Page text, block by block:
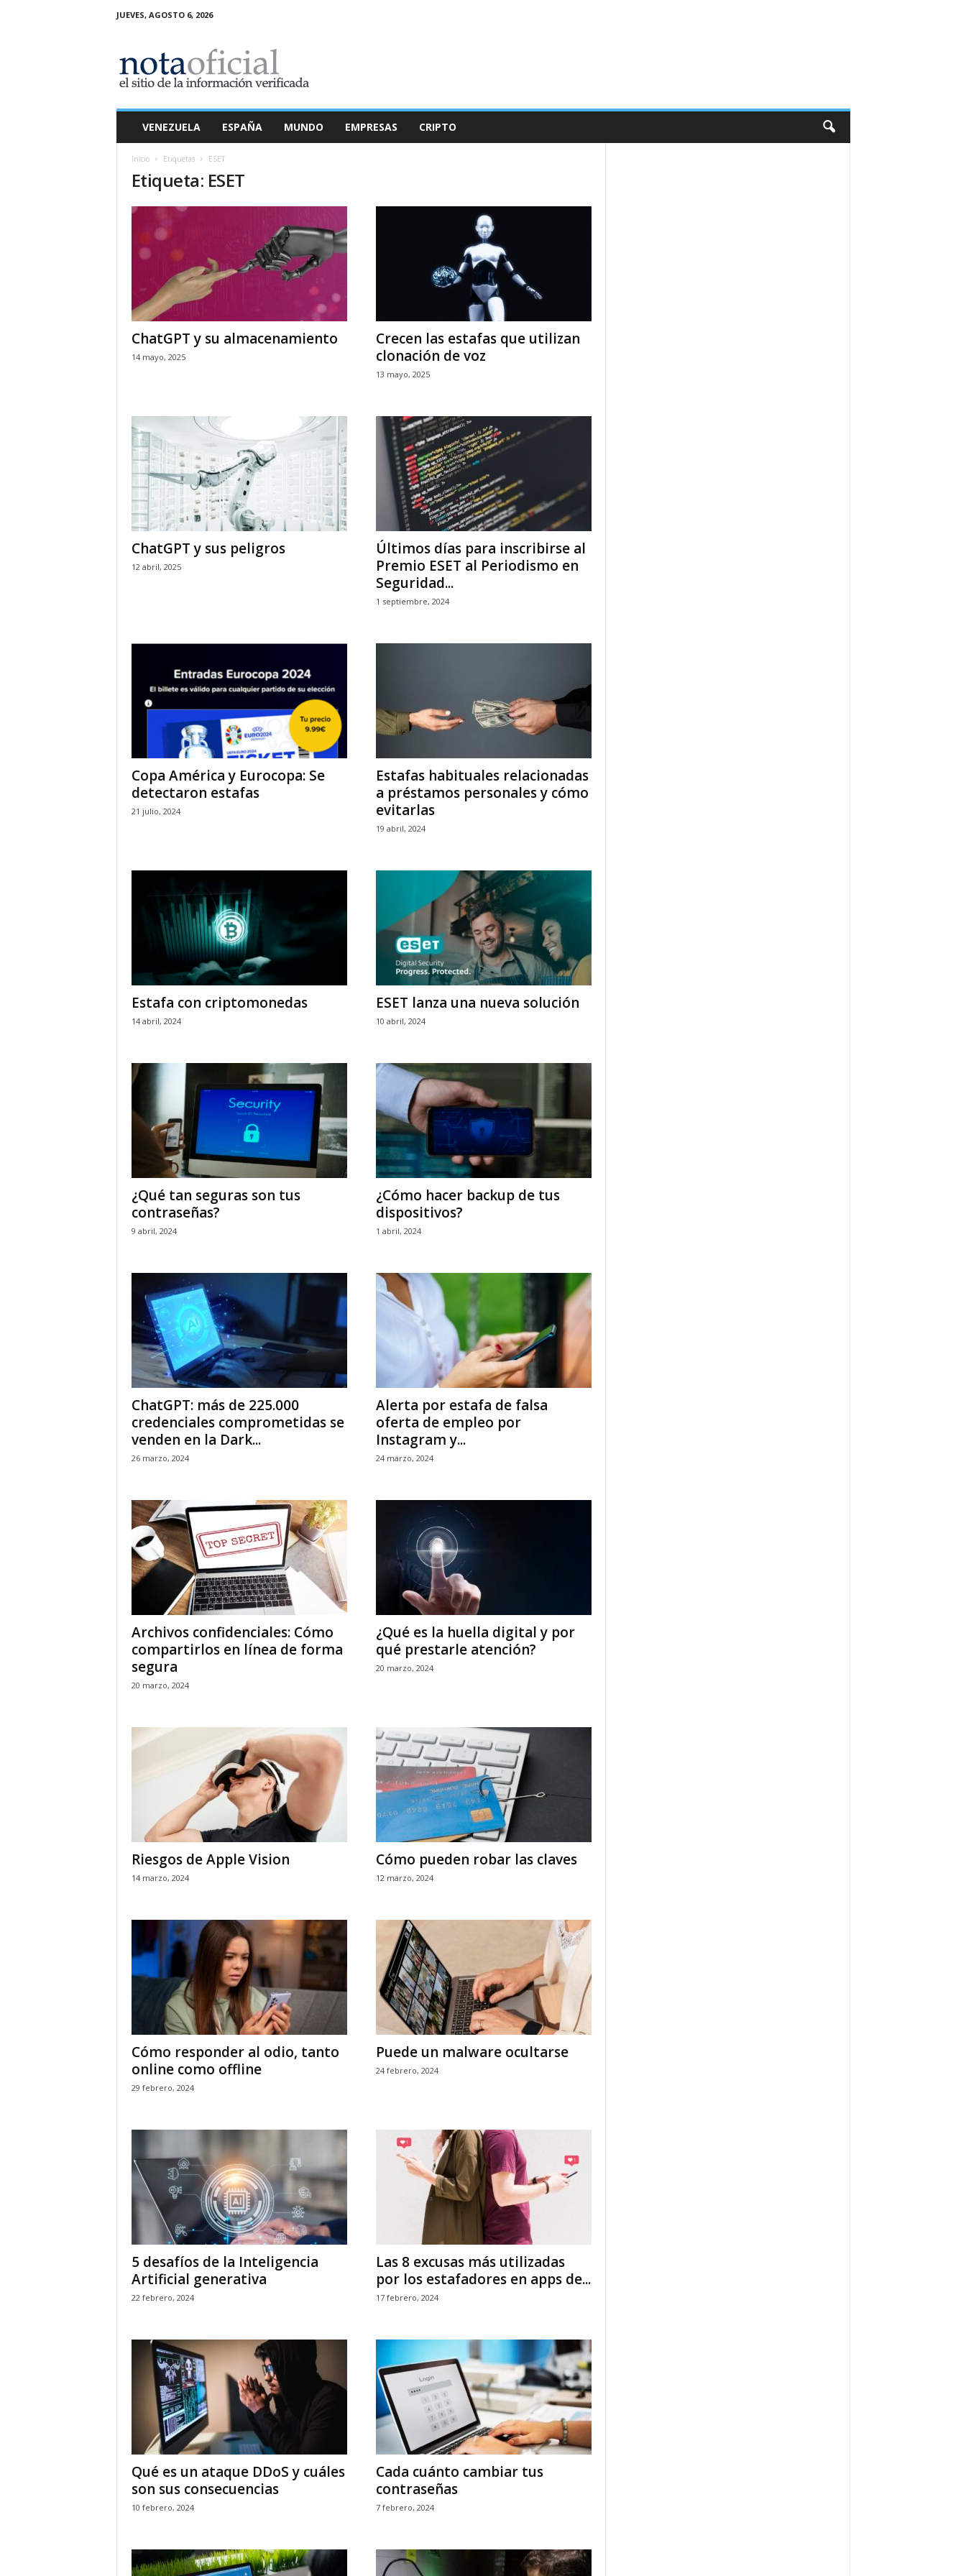
JUEVES, AGOSTO 6, 2026
a
O
VENEZUELA ESPAÑA MUNDO EMPRESAS CRIPTO
Inicio Etiquetas ESET
Etiqueta: ESET
ChatGPT y su almacenamiento
14 mayo, 2025
Crecen las estafas que utilizan
clonación de voz
13 mayo, 2025
ChatGPT y sus peligros
12 abril, 2025
Últimos días para inscribirse al
Premio ESET al Periodismo en
Seguridad...
1 septiembre, 2024
Copa América y Eurocopa: Se
detectaron estafas
21 julio, 2024
Estafas habituales relacionadas
a préstamos personales y cómo
evitarlas
19 abril, 2024
Estafa con criptomonedas
14 abril, 2024
ESET lanza una nueva solución
10 abril, 2024
¿Qué tan seguras son tus
contraseñas?
9 abril, 2024
¿Cómo hacer backup de tus
dispositivos?
1 abril, 2024
ChatGPT: más de 225.000
credenciales comprometidas se
venden en la Dark...
26 marzo, 2024
Alerta por estafa de falsa
oferta de empleo por
Instagram y...
24 marzo, 2024
Archivos confidenciales: Cómo
compartirlos en línea de forma
segura
20 marzo, 2024
¿Qué es la huella digital y por
qué prestarle atención?
20 marzo, 2024
Riesgos de Apple Vision
14 marzo, 2024
Cómo pueden robar las claves
12 marzo, 2024
Cómo responder al odio, tanto
online como offline
29 febrero, 2024
Puede un malware ocultarse
24 febrero, 2024
5 desafíos de la Inteligencia
Artificial generativa
22 febrero, 2024
Las 8 excusas más utilizadas
por los estafadores en apps de...
17 febrero, 2024
Qué es un ataque DDoS y cuáles
son sus consecuencias
10 febrero, 2024
Cada cuánto cambiar tus
contraseñas
7 febrero, 2024